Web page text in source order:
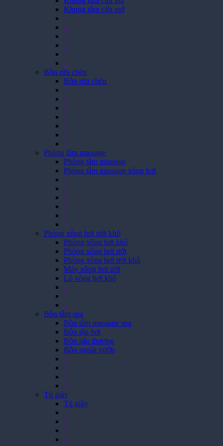
*
Khung tắm cửa mở
>
>
>
>
>
>
Bồn rửa chén
Bồn rửa chén
>
>
>
>
>
>
>
Phòng tắm massage
Phòng tắm massage
Phòng tắm massage xông hơi
>
>
>
>
>
>
Phòng xông hơi ướt khô
Phòng xông hơi khô
Phòng xông hơi ướt
Phòng xông hơi ướt khô
Máy xông hơi ướt
Lò xông hơi khô
>
>
>
Bồn tắm spa
Bồn tắm massage spa
Bồn tập bơi
Bồn sân thượng
Bồn ngoài vườn
>
>
>
>
Tủ giày
Tủ giày
>
>
>
>